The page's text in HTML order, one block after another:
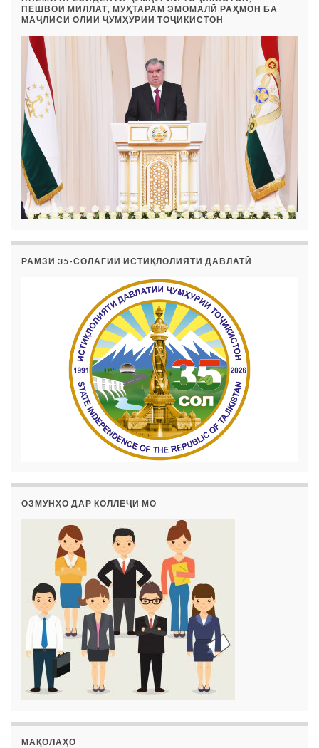
ПЕШВОИ МИЛЛАТ, МУҲТАРАМ ЭМОМАЛӢ РАҲМОН БА
МАҶЛИСИ ОЛИИ ҶУМҲУРИИ ТОҶИКИСТОН
РАМЗИ 35-СОЛАГИИ ИСТИҚЛОЛИЯТИ ДАВЛАТӢ
ОЗМУНҲО ДАР КОЛЛЕҶИ МО
МАҚОЛАҲО